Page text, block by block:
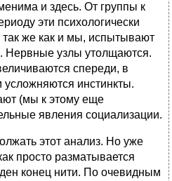
и здесь. От группы к
эти психологически
же как и мы, испытывают
Нервные узлы утолщаются.
спереди, в
усложняются инстинкты.
(мы к этому еще
явления социализации.
этот анализ. Но уже
просто разматывается
конец нити. По очевидным